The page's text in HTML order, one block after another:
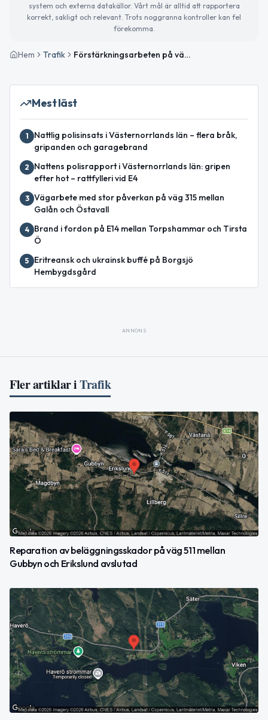
system och externa datakällor. Vårt mål är alltid att rapportera
korrekt, sakligt och relevant. Trots noggranna kontroller kan fel
förekomma.
Hem Trafik Förstärkningsarbeten på väg 514 mellan Grundsjön och Julåsen avslutade
Mest läst
1
Nattlig polisinsats i Västernorrlands län – flera bråk,
gripanden och garagebrand
2
Nattens polisrapport i Västernorrlands län: gripen
efter hot – rattfylleri vid E4
3 Vägarbete med stor påverkan på väg 315 mellan
Galån och Östavall
4
Brand i fordon på E14 mellan Torpshammar och Tirsta
Ö
5
Eritreansk och ukrainsk buffé på Borgsjö
Hembygdsgård
ANNONS
Fler artiklar iTrafik
Reparation av beläggningsskador på väg 511 mellan
Gubbyn och Erikslund avslutad